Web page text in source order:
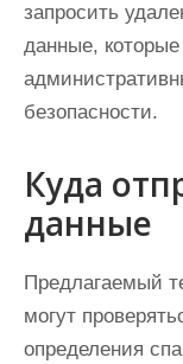
запросить
данные,
безопасности.
Куда
данные
Предлагаемый
могут
определения